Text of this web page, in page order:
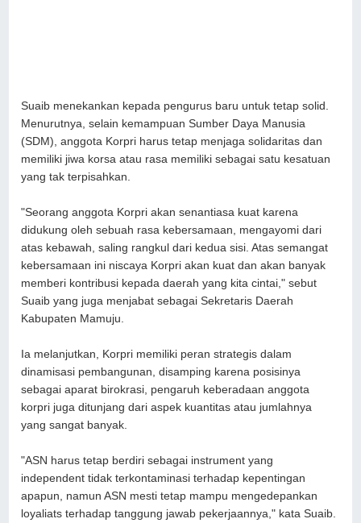
Suaib menekankan kepada pengurus baru untuk tetap solid.
Menurutnya, selain kemampuan Sumber Daya Manusia
(SDM), anggota Korpri harus tetap menjaga solidaritas dan
memiliki jiwa korsa atau rasa memiliki sebagai satu kesatuan
yang tak terpisahkan.
"Seorang anggota Korpri akan senantiasa kuat karena
didukung oleh sebuah rasa kebersamaan, mengayomi dari
atas kebawah, saling rangkul dari kedua sisi. Atas semangat
kebersamaan ini niscaya Korpri akan kuat dan akan banyak
memberi kontribusi kepada daerah yang kita cintai," sebut
Suaib yang juga menjabat sebagai Sekretaris Daerah
Kabupaten Mamuju.
Ia melanjutkan, Korpri memiliki peran strategis dalam
dinamisasi pembangunan, disamping karena posisinya
sebagai aparat birokrasi, pengaruh keberadaan anggota
korpri juga ditunjang dari aspek kuantitas atau jumlahnya
yang sangat banyak.
"ASN harus tetap berdiri sebagai instrument yang
independent tidak terkontaminasi terhadap kepentingan
apapun, namun ASN mesti tetap mampu mengedepankan
loyaliats terhadap tanggung jawab pekerjaannya," kata Suaib.